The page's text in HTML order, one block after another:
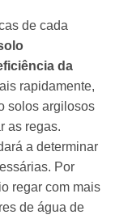
de cada
da
rapidamente,
solos argilosos
as regas.
a determinar
Por
regar com mais
de água de